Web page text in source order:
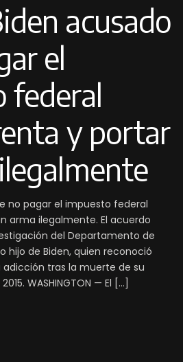
acusado
el
federal
y portar
no pagar el impuesto federal
arma ilegalmente. El acuerdo
del Departamento de
hijo de Biden, quien reconoció
tras la muerte de su
WASHINGTON — El […]